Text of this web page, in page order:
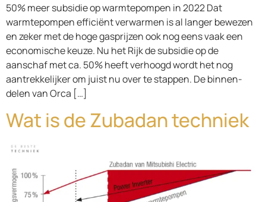
50% meer subsidie op warmtepompen in 2022 Dat
warmtepompen efficiënt verwarmen is al langer bewezen
en zeker met de hoge gasprijzen ook nog eens vaak een
economische keuze. Nu het Rijk de subsidie op de
aanschaf met ca. 50% heeft verhoogd wordt het nog
aantrekkelijker om juist nu over te stappen. De binnen-
delen van Orca […]
Wat is de Zubadan techniek